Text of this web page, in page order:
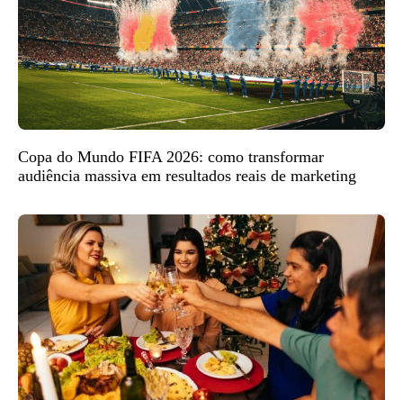
Copa do Mundo FIFA 2026: como transformar
audiência massiva em resultados reais de marketing